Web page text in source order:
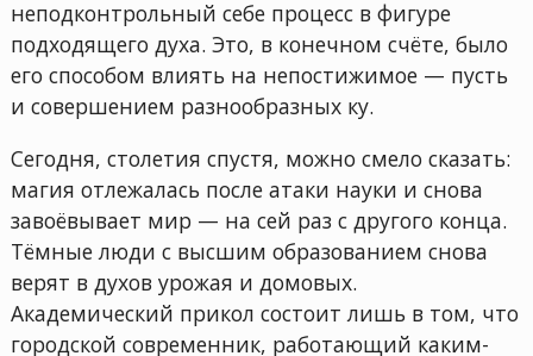
неподконтрольный себе процесс в фигуре
подходящего духа. Это, в конечном счёте, было
его способом влиять на непостижимое — пусть
и совершением разнообразных ку.
Сегодня, столетия спустя, можно смело сказать:
магия отлежалась после атаки науки и снова
завоёвывает мир — на сей раз с другого конца.
Тёмные люди с высшим образованием снова
верят в духов урожая и домовых.
Академический прикол состоит лишь в том, что
городской современник, работающий каким-